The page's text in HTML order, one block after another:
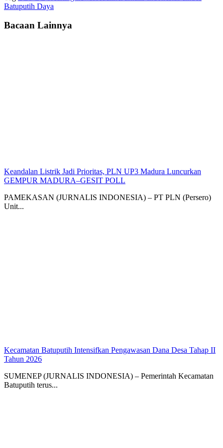
Batuputih Daya
Bacaan Lainnya
Keandalan Listrik Jadi Prioritas, PLN UP3 Madura Luncurkan
GEMPUR MADURA–GESIT POLL
PAMEKASAN (JURNALIS INDONESIA) – PT PLN (Persero)
Unit...
Kecamatan Batuputih Intensifkan Pengawasan Dana Desa Tahap II
Tahun 2026
SUMENEP (JURNALIS INDONESIA) – Pemerintah Kecamatan
Batuputih terus...